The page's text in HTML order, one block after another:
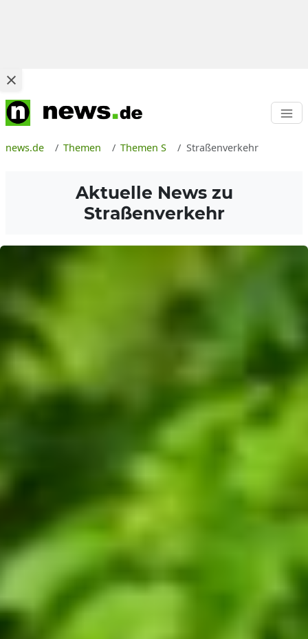
news.de Themen Themen S Straßenverkehr
Aktuelle News zu
Straßenverkehr